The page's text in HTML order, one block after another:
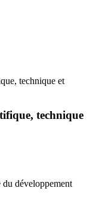
technique et
technique
du développement